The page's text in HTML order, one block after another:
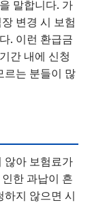
말합니다. 가
변경 시 보험
. 이런 환급금
간 내에 신청
르는 분들이 많
않아 보험료가
한 과납이 흔
하지 않으면 시